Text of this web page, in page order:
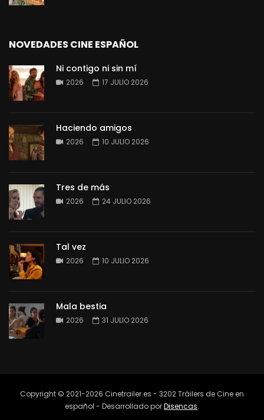
NOVEDADES CINE ESPAÑOL
Ni contigo ni sin mí
2026 17 JULIO 2026
Haciendo amigos
2026 10 JULIO 2026
Tres de más
2026 24 JULIO 2026
Tal vez
2026 10 JULIO 2026
Mala bestia
2026 31 JULIO 2026
Copyright © 2021-2026 Cinetrailer.es - 3202 Tráilers de Cine en
español - Desarrollado porDisencas.